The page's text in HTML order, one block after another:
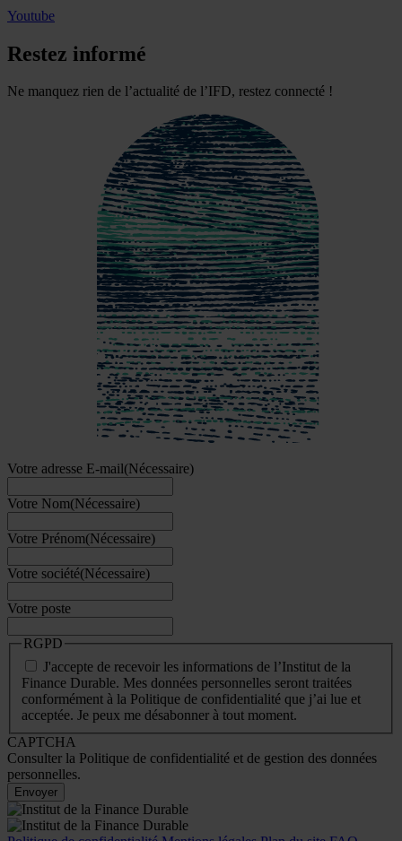
Youtube
Restez informé
Ne manquez rien de l’actualité de l’IFD, restez connecté !
Votre adresse E-mail(Nécessaire)
Votre Nom(Nécessaire)
Votre Prénom(Nécessaire)
Votre société(Nécessaire)
Votre poste
RGPD
J'accepte de recevoir les informations de l’Institut de la
Finance Durable. Mes données personnelles seront traitées
conformément à la Politique de confidentialité que j’ai lue et
acceptée. Je peux me désabonner à tout moment.
CAPTCHA
Consulter la Politique de confidentialité et de gestion des données
personnelles.